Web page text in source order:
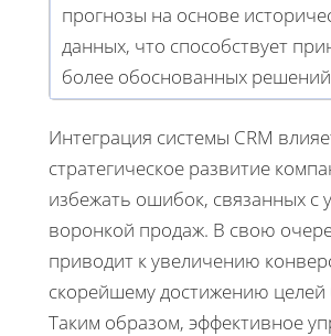
прогнозы на основе
данных, что способствует
более обоснованных
Интеграция системы CRM
стратегическое развитие
избежать ошибок, связанных с
воронкой продаж. В свою
приводит к увеличению
скорейшему достижению целей
Таким образом, эффективное